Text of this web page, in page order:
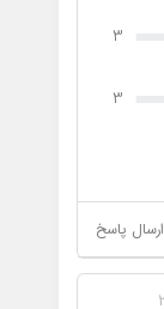
3
3
ارسال پاسخ